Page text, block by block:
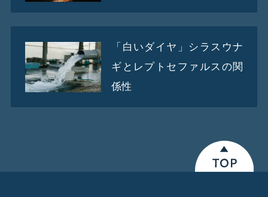
「白いダイヤ」シラスウナ
ギとレプトセファルスの関
係性